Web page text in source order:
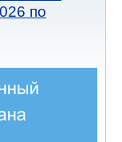
по